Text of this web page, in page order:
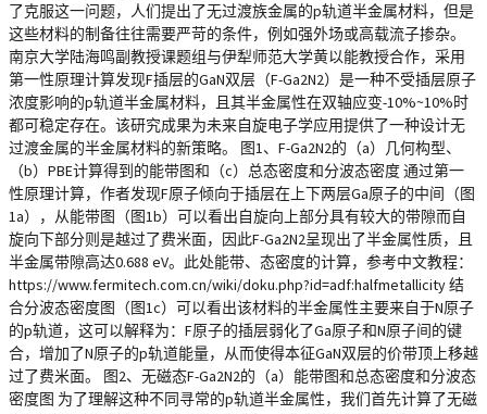
了克服这一问题，人们提出了无过渡族金属的p轨道半金属材料，但是
这些材料的制备往往需要严苛的条件，例如强外场或高载流子掺杂。
南京大学陆海鸣副教授课题组与伊犁师范大学黄以能教授合作，采用
第一性原理计算发现F插层的GaN双层（F-Ga2N2）是一种不受插层原子
浓度影响的p轨道半金属材料，且其半金属性在双轴应变-10%~10%时
都可稳定存在。该研究成果为未来自旋电子学应用提供了一种设计无
过渡金属的半金属材料的新策略。 图1、F-Ga2N2的（a）几何构型、
（b）PBE计算得到的能带图和（c）总态密度和分波态密度 通过第一
性原理计算，作者发现F原子倾向于插层在上下两层Ga原子的中间（图
1a），从能带图（图1b）可以看出自旋向上部分具有较大的带隙而自
旋向下部分则是越过了费米面，因此F-Ga2N2呈现出了半金属性质，且
半金属带隙高达0.688 eV。此处能带、态密度的计算，参考中文教程：
https://www.fermitech.com.cn/wiki/doku.php?id=adf:halfmetallicity 结
合分波态密度图（图1c）可以看出该材料的半金属性主要来自于N原子
的p轨道，这可以解释为：F原子的插层弱化了Ga原子和N原子间的键
合，增加了N原子的p轨道能量，从而使得本征GaN双层的价带顶上移越
过了费米面。 图2、无磁态F-Ga2N2的（a）能带图和总态密度和分波态
密度图 为了理解这种不同寻常的p轨道半金属性，我们首先计算了无磁